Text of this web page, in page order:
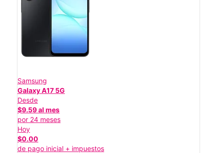
Samsung
Galaxy A17 5G
Desde
$9.59 al mes
por 24 meses
Hoy
$0.00
de pago inicial + impuestos